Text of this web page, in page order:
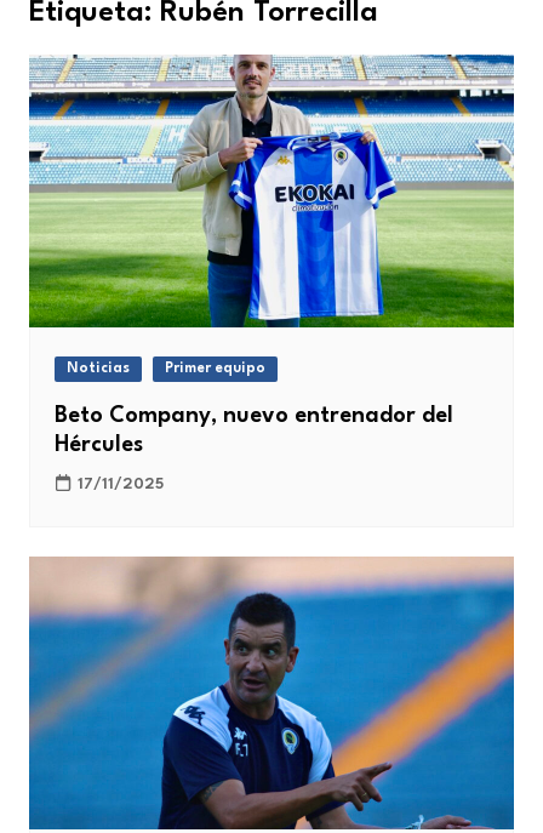
Etiqueta: Rubén Torrecilla
Noticias Primer equipo
Beto Company, nuevo entrenador del
Hércules
17/11/2025